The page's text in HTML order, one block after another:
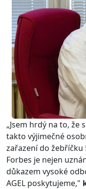
„Jsem hrdý na to, že
takto výjimečné
zařazení do
Forbes je nejen
důkazem vysoké
AGEL poskytujeme,"